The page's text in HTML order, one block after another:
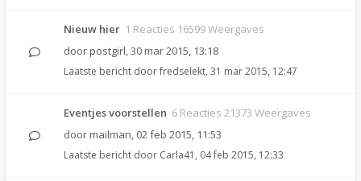
Nieuw hier 1 Reacties 16599 Weergaves
door postgirl,30 mar 2015, 13:18
Laatste bericht doorfredselekt, 31 mar 2015, 12:47
Eventjes voorstellen 6 Reacties 21373 Weergaves
door mailman, 02 feb 2015, 11:53
Laatste bericht door Carla41 , 04 feb 2015, 12:33